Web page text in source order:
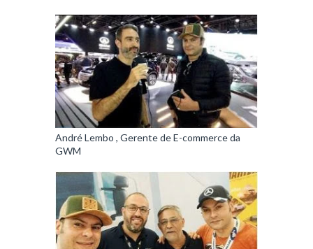
André Lembo , Gerente de E-commerce da
GWM